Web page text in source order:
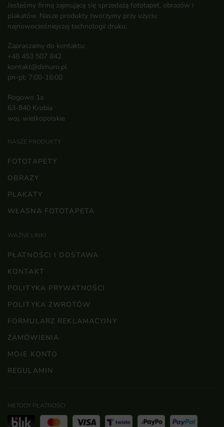
Jesteśmy firmą zajmującą się sprzedażą fototapet, obrazów i
plakatów. Nasze produkty tworzymy przy użyciu
najnowocześniejszej technologii druku.
Zapraszamy do kontaktu:
+48 453 507 842
kontakt@dimuro.pl
pn-pt: 7:00-16:00
Rogowo 1a
63-840 Krobia
woj. wielkopolskie
NASZE PRODUKTY
FOTOTAPETY
OBRAZY
PLAKATY
WŁASNA FOTOTAPETA
WAŻNE LINKI
PŁATNOŚCI I DOSTAWA
KONTAKT
POLITYKA PRYWATNOŚCI
POLITYKA ZWROTÓW
FORMULARZ REKLAMACYJNY
ZAMÓWIENIA
MOJE KONTO
REGULAMIN
METODY PŁATNOŚCI